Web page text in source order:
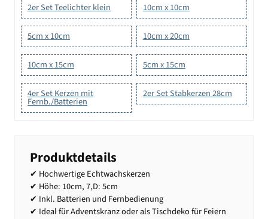
10cm x 10cm
2er Set Teelichter klein
10cm x 20cm
5cm x 10cm
5cm x 15cm
10cm x 15cm
2er Set Stabkerzen 28cm
4er Set Kerzen mit
Fernb./Batterien
Produktdetails
✔ Hochwertige Echtwachskerzen
✔ Höhe: 10cm, 7,D: 5cm
✔ Inkl. Batterien und Fernbedienung
✔ Ideal für Adventskranz oder als Tischdeko für Feiern